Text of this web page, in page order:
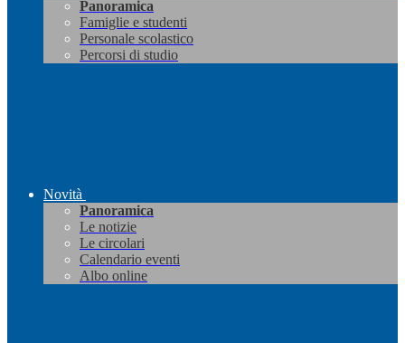
Panoramica
Famiglie e studenti
Personale scolastico
Percorsi di studio
Novità
Panoramica
Le notizie
Le circolari
Calendario eventi
Albo online